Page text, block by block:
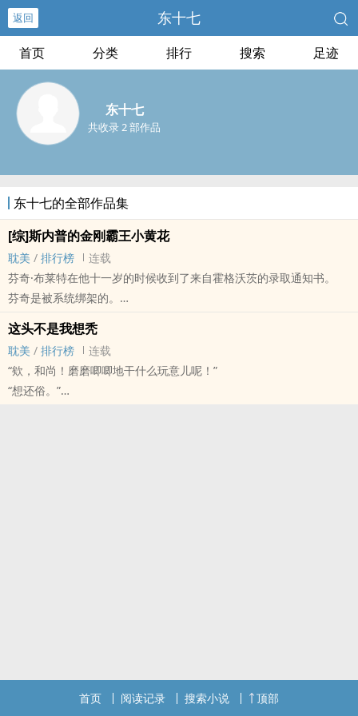
返回 东十七
首页 分类 排行 搜索 足迹
东十七
共收录 2 部作品
东十七的全部作品集
[综]斯内普的金刚霸王小黄花
耽美 / 排行榜
连载
芬奇·布莱特在他十一岁的时候收到了来自霍格沃茨的录取通知书。
芬奇是被系统绑架的。
话，芬奇会说，是的。
一朝穿越，成了异界的芬奇——并且有了与草木沟通的能力。
一切都显得那么完美(￣▽￣)~
这头不是我想秃
耽美 / 排行榜
连载
“欸，和尚！磨磨唧唧地干什么玩意儿呢！”
“想还俗。”
首页 阅读记录 搜索小说 顶部